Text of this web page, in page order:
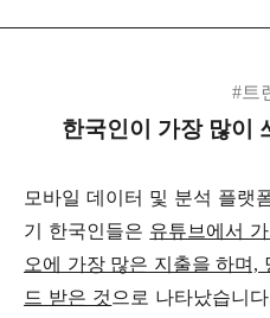
#트
한국인이 가장 많이
모바일 데이터 및 분석 플랫
기 한국인들은 유튜브에서
오에 가장 많은 지출을 하며,
드 받은 것 으로 나타났습니